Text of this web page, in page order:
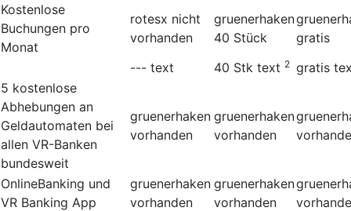
Kostenlose
Buchungen pro
Monat
rotesx nicht
vorhanden
gruenerhaken
40 Stück
gratis
--- text 40 Stk text 2 gratis
5 kostenlose
Abhebungen an
Geldautomaten bei
allen VR-Banken
bundesweit
gruenerhaken
vorhanden
gruenerhaken
vorhanden
OnlineBanking und
VR Banking App
gruenerhaken
vorhanden
gruenerhaken
vorhanden